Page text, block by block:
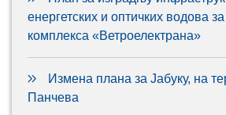
енергетских и оптичких водова
комплекса «Ветроелектрана»
Измена плана за Јабуку, на
Панчева